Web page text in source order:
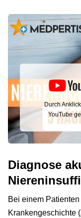
Durch
YouTube
Diagnose
Bei einem
Krankengeschichte